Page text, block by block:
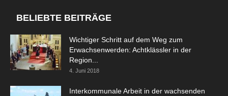
BELIEBTE BEITRÄGE
Wichtiger Schritt auf dem Weg zum
Erwachsenwerden: Achtklässler in der
Region...
4. Juni 2018
Interkommunale Arbeit in der wachsenden